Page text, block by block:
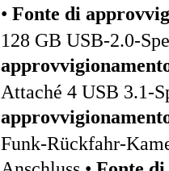
• Fonte di
128 GB USB-2.0-
Attaché 4 USB 3.1-
Funk-Rückfahr-